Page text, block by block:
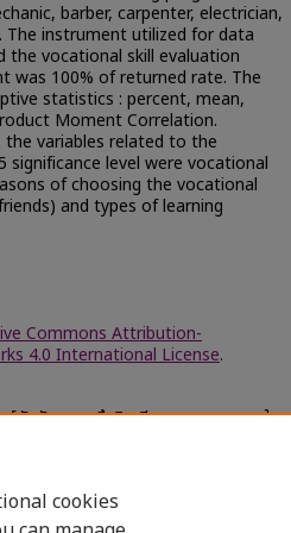
barber, carpenter, electrician,
The instrument utilized for data
the vocational skill evaluation
was 100% of returned rate. The
statistics : percent, mean,
Moment Correlation.
the variables related to the
level were vocational
of choosing the vocational
and types of learning
Commons Attribution-
4.0 International License.
บทักษะการฝึกวิชาชีพ ของเยาวชนชายใน
cookies